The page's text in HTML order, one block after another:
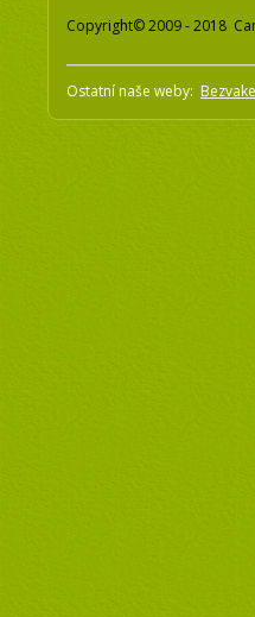
Copyright© 2009 - 2018
Ostatní naše weby: